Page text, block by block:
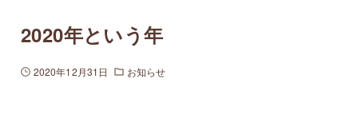
2020年という年
2020年12月31日 お知らせ